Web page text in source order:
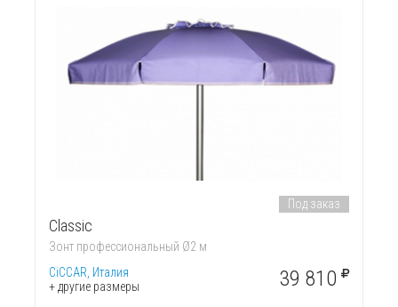
Classic
Зонт профессиональный Ø2 м
CiCCAR, Италия
+ другие размеры
Под заказ
39 810